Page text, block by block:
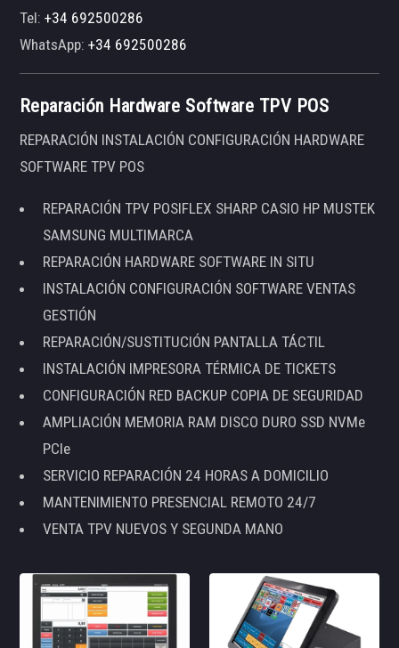
Tel:+34 692500286
WhatsApp:+34 692500286
Reparación Hardware Software TPV POS
REPARACIÓN INSTALACIÓN CONFIGURACIÓN HARDWARE
SOFTWARE TPV POS
REPARACIÓN TPV POSIFLEX SHARP CASIO HP MUSTEK
SAMSUNG MULTIMARCA
REPARACIÓN HARDWARE SOFTWARE IN SITU
INSTALACIÓN CONFIGURACIÓN SOFTWARE VENTAS
GESTIÓN
REPARACIÓN/SUSTITUCIÓN PANTALLA TÁCTIL
INSTALACIÓN IMPRESORA TÉRMICA DE TICKETS
CONFIGURACIÓN RED BACKUP COPIA DE SEGURIDAD
AMPLIACIÓN MEMORIA RAM DISCO DURO SSD NVMe
PCIe
SERVICIO REPARACIÓN 24 HORAS A DOMICILIO
MANTENIMIENTO PRESENCIAL REMOTO 24/7
VENTA TPV NUEVOS Y SEGUNDA MANO